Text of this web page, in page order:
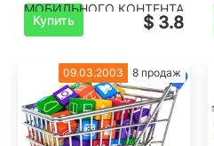
МОБИЛЬНОГО КОНТЕНТА
- Мобильные
Купить $ 3.8
09.03.2003 8 продаж